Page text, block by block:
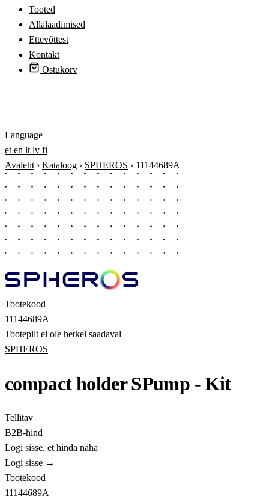
Tooted
Allalaadimised
Ettevõttest
Kontakt
Ostukorv
Language
et en lt lv fi
Avaleht › Kataloog › SPHEROS › 11144689A
Tootekood
11144689A
Tootepilt ei ole hetkel saadaval
SPHEROS
compact holder SPump - Kit
Tellitav
B2B-hind
Logi sisse, et hinda näha
Logi sisse →
Tootekood
11144689A